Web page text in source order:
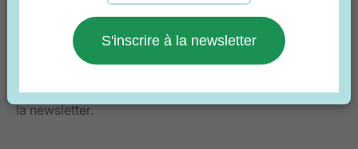
Votre adresse de messagerie est uniquement utilisée
pour vous envoyer les newsletters de la Fondation
moment utiliser le lien de désabonnement intégré dans
la newsletter.
S'inscrire à la newsletter